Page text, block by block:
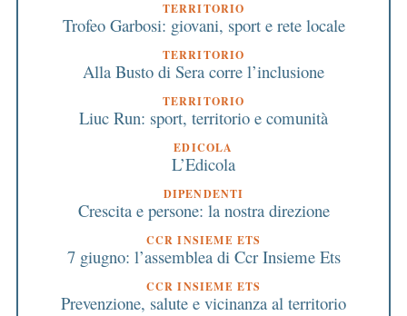
TERRITORIO
Trofeo Garbosi: giovani, sport e rete locale
TERRITORIO
Alla Busto di Sera corre l’inclusione
TERRITORIO
Liuc Run: sport, territorio e comunità
EDICOLA
L’Edicola
DIPENDENTI
Crescita e persone: la nostra direzione
CCR INSIEME ETS
7 giugno: l’assemblea di Ccr Insieme Ets
CCR INSIEME ETS
Prevenzione, salute e vicinanza al territorio